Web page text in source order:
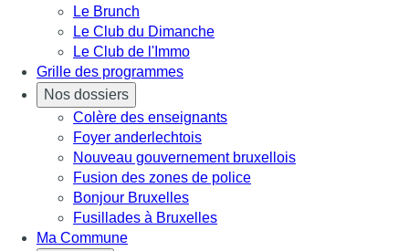
Le Brunch
Le Club du Dimanche
Le Club de l'Immo
Grille des programmes
Nos dossiers
Colère des enseignants
Foyer anderlechtois
Nouveau gouvernement bruxellois
Fusion des zones de police
Bonjour Bruxelles
Fusillades à Bruxelles
Ma Commune